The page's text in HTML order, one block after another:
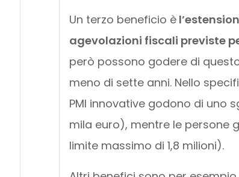
Un terzo beneficio è
agevolazioni fiscali previste
però possono godere di
meno di sette anni. Nello
PMI innovative godono di uno
mila euro), mentre le persone
limite massimo di 1,8 milioni).